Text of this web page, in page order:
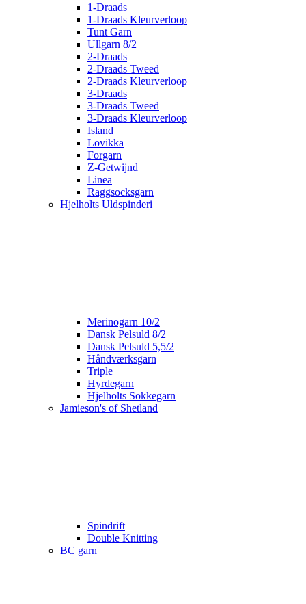
1-Draads
1-Draads Kleurverloop
Tunt Garn
Ullgarn 8/2
2-Draads
2-Draads Tweed
2-Draads Kleurverloop
3-Draads
3-Draads Tweed
3-Draads Kleurverloop
Island
Lovikka
Forgarn
Z-Getwijnd
Linea
Raggsocksgarn
Hjelholts Uldspinderi
Merinogarn 10/2
Dansk Pelsuld 8/2
Dansk Pelsuld 5,5/2
Håndværksgarn
Triple
Hyrdegarn
Hjelholts Sokkegarn
Jamieson's of Shetland
Spindrift
Double Knitting
BC garn